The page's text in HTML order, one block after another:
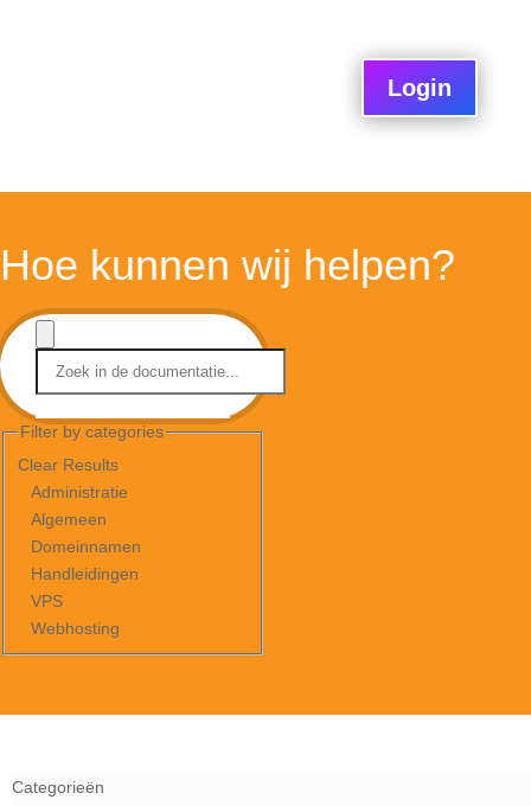
Login
Hoe kunnen wij helpen?
Filter by categories
Clear Results
Administratie
Algemeen
Domeinnamen
Handleidingen
VPS
Webhosting
Categorieën